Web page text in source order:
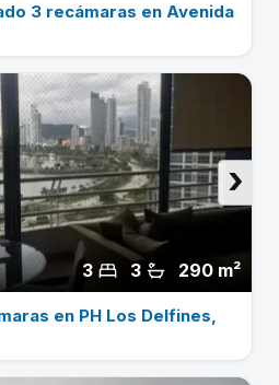
3 recámaras en Avenida
290 m²
3
3
›
en PH Los Delfines,